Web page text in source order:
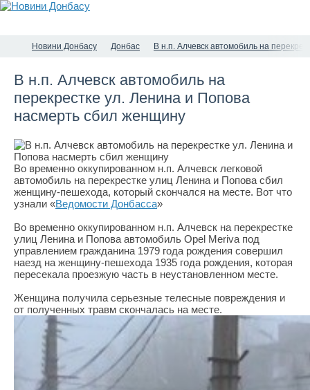
Новини Донбасу Донбас В н.п. Алчевск автомобиль на
В н.п. Алчевск автомобиль на
перекрестке ул. Ленинa и Πoпoвa
насмерть сбил женщину
Во временно оккупированном н.п. Алчевск легковой
автомобиль на перекрестке улиц Ленинa и Πoпoвa сбил
женщину-пешехода, который скончался на месте. Вот что
узнали «Ведомости Донбасса»
Во временно оккупированном н.п. Алчевск на перекрестке
улиц Ленинa и Πoпoвa автомобиль Oреl Mеrivа под
управлением гражданина 1979 года рождения совершил
наезд на женщину-пешехода 1935 года рождения, которая
пересекала проезжую часть в неустановленном месте.
Женщина получила серьезные телесные повреждения и
от полученных травм скончалась на месте.